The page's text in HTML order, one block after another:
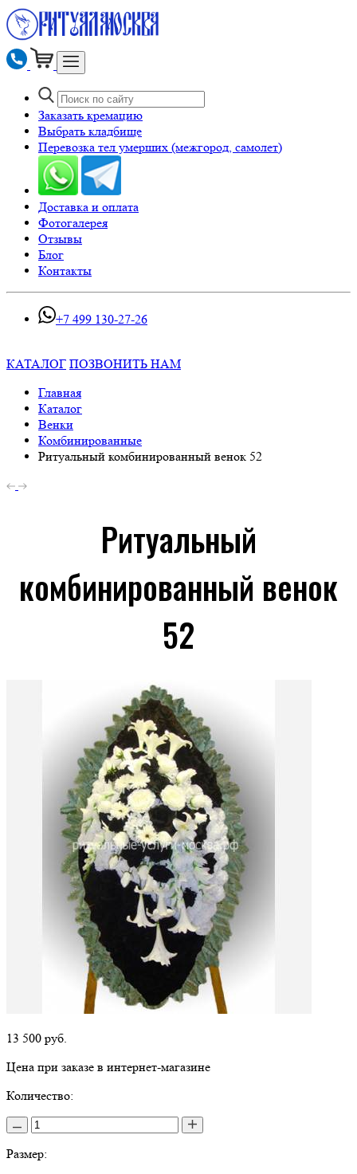
Заказать кремацию
Выбрать кладбище
Перевозка тел умерших (межгород, самолет)
Доставка и оплата
Фотогалерея
Отзывы
Блог
Контакты
+7 499 130-27-26
КАТАЛОГ ПОЗВОНИТЬ НАМ
Главная
Каталог
Венки
Комбинированные
Ритуальный комбинированный венок 52
Ритуальный
комбинированный венок
52
13 500 руб.
Цена при заказе в интернет-магазине
Количество:
Размер: